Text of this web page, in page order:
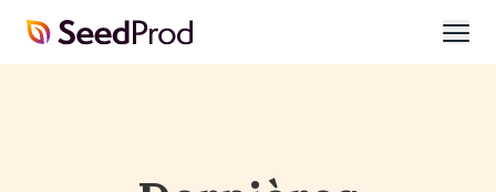
SeedProd